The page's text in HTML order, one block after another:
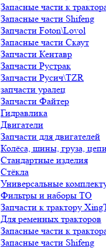
Запасные части к
Запасные части Shifeng
Запчасти Foton\Lovol
Запасные части Скаут
Запчасти Кентавр
Запчасти Рустрак
Запчасти Русич\TZR
запчасти уралец
Запчасти Файтер
Гидравлика
Двигатели
Запчасти для двигателей
Колёса, шины, груза,
Стандартные изделия
Стёкла
Универсальные
Фильтры и наборы ТО
Запчасти к трактору
Для ременных тракторов
Запасные части к
Запасные части Shifeng